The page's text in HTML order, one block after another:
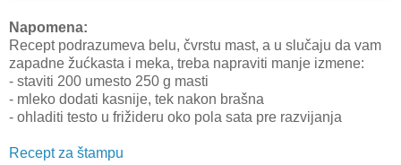
Napomena:
Recept podrazumeva belu, čvrstu mast, a u slučaju da vam
zapadne žućkasta i meka, treba napraviti manje izmene:
- staviti 200 umesto 250 g masti
- mleko dodati kasnije, tek nakon brašna
- ohladiti testo u frižideru oko pola sata pre razvijanja
Recept za štampu